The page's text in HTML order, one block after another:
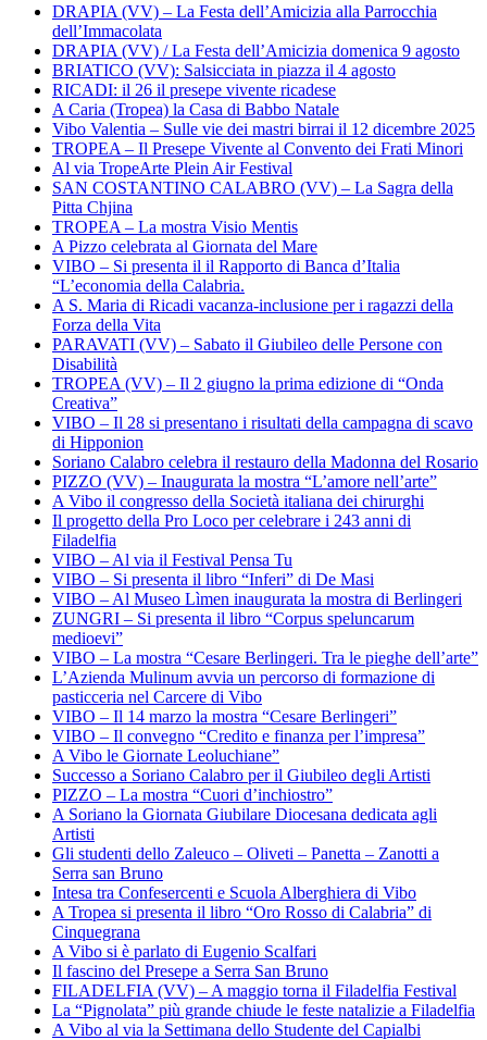
DRAPIA (VV) – La Festa dell’Amicizia alla Parrocchia
dell’Immacolata
DRAPIA (VV) / La Festa dell’Amicizia domenica 9 agosto
BRIATICO (VV): Salsicciata in piazza il 4 agosto
RICADI: il 26 il presepe vivente ricadese
A Caria (Tropea) la Casa di Babbo Natale
Vibo Valentia – Sulle vie dei mastri birrai il 12 dicembre 2025
TROPEA – Il Presepe Vivente al Convento dei Frati Minori
Al via TropeArte Plein Air Festival
SAN COSTANTINO CALABRO (VV) – La Sagra della
Pitta Chjina
TROPEA – La mostra Visio Mentis
A Pizzo celebrata al Giornata del Mare
VIBO – Si presenta il il Rapporto di Banca d’Italia
“L’economia della Calabria.
A S. Maria di Ricadi vacanza-inclusione per i ragazzi della
Forza della Vita
PARAVATI (VV) – Sabato il Giubileo delle Persone con
Disabilità
TROPEA (VV) – Il 2 giugno la prima edizione di “Onda
Creativa”
VIBO – Il 28 si presentano i risultati della campagna di scavo
di Hipponion
Soriano Calabro celebra il restauro della Madonna del Rosario
PIZZO (VV) – Inaugurata la mostra “L’amore nell’arte”
A Vibo il congresso della Società italiana dei chirurghi
Il progetto della Pro Loco per celebrare i 243 anni di
Filadelfia
VIBO – Al via il Festival Pensa Tu
VIBO – Si presenta il libro “Inferi” di De Masi
VIBO – Al Museo Lìmen inaugurata la mostra di Berlingeri
ZUNGRI – Si presenta il libro “Corpus speluncarum
medioevi”
VIBO – La mostra “Cesare Berlingeri. Tra le pieghe dell’arte”
L’Azienda Mulinum avvia un percorso di formazione di
pasticceria nel Carcere di Vibo
VIBO – Il 14 marzo la mostra “Cesare Berlingeri”
VIBO – Il convegno “Credito e finanza per l’impresa”
A Vibo le Giornate Leoluchiane”
Successo a Soriano Calabro per il Giubileo degli Artisti
PIZZO – La mostra “Cuori d’inchiostro”
A Soriano la Giornata Giubilare Diocesana dedicata agli
Artisti
Gli studenti dello Zaleuco – Oliveti – Panetta – Zanotti a
Serra san Bruno
Intesa tra Confesercenti e Scuola Alberghiera di Vibo
A Tropea si presenta il libro “Oro Rosso di Calabria” di
Cinquegrana
A Vibo si è parlato di Eugenio Scalfari
Il fascino del Presepe a Serra San Bruno
FILADELFIA (VV) – A maggio torna il Filadelfia Festival
La “Pignolata” più grande chiude le feste natalizie a Filadelfia
A Vibo al via la Settimana dello Studente del Capialbi